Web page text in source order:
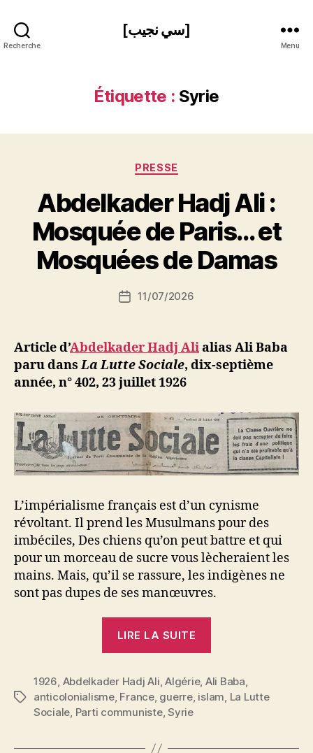
Recherche
[سي نجيب]
Menu
Étiquette : Syrie
Catégories
PRESSE
Abdelkader Hadj Ali :
Mosquée de Paris… et
Mosquées de Damas
Auteur
de
P
a
S
N
ji
b
Date11/07/2026
Article d’Abdelkader Hadj Alialias Ali Baba
paru dansLa Lutte Sociale, dix-septième
année, n° 402, 23 juillet 1926
L’impérialisme français est d’un cynisme
révoltant. Il prend les Musulmans pour des
imbéciles, Des chiens qu’on peut battre et qui
pour un morceau de sucre vous lècheraient les
mains. Mais, qu’il se rassure, les indigènes ne
sont pas dupes de ses manœuvres.
LIRE LA SUITE
:
Mosquée
Étiquettes
1926, Abdelkader Hadj Ali,Algérie, Ali Baba,
anticolonialisme, France, guerre, islam, La Lutte
Sociale, Parti communiste,Syrie